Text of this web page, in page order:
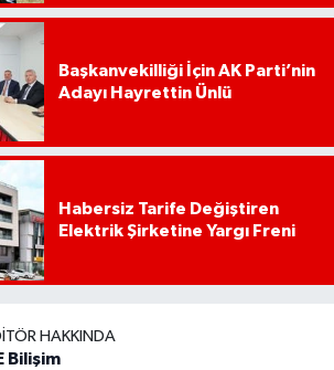
Başkanvekilliği İçin AK Parti’nin
Adayı Hayrettin Ünlü
Habersiz Tarife Değiştiren
Elektrik Şirketine Yargı Freni
HAKKINDA
Bilişim